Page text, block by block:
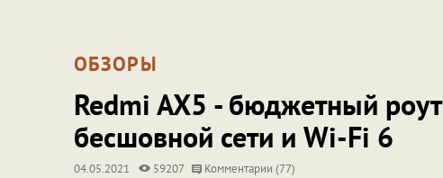
ОБЗОРЫ
Redmi AX5 - бюджетный
бесшовной сети и Wi-Fi 6
04.05.2021 59207 Комментарии (77)